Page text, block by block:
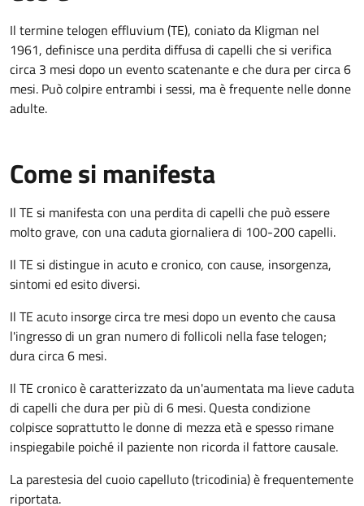
Il termine telogen effluvium (TE), coniato da Kligman nel
1961, definisce una perdita diffusa di capelli che si verifica
circa 3 mesi dopo un evento scatenante e che dura per circa 6
mesi. Può colpire entrambi i sessi, ma è frequente nelle donne
adulte.
Come si manifesta
Il TE si manifesta con una perdita di capelli che può essere
molto grave, con una caduta giornaliera di 100-200 capelli.
Il TE si distingue in acuto e cronico, con cause, insorgenza,
sintomi ed esito diversi.
Il TE acuto insorge circa tre mesi dopo un evento che causa
l'ingresso di un gran numero di follicoli nella fase telogen;
dura circa 6 mesi.
Il TE cronico è caratterizzato da un'aumentata ma lieve caduta
di capelli che dura per più di 6 mesi. Questa condizione
colpisce soprattutto le donne di mezza età e spesso rimane
inspiegabile poiché il paziente non ricorda il fattore causale.
La parestesia del cuoio capelluto (tricodinia) è frequentemente
riportata.